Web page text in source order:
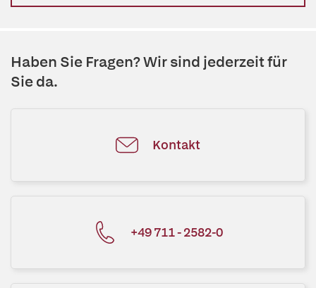
Haben Sie Fragen? Wir sind jederzeit für
Sie da.
Kontakt
+49 711 - 2582-0